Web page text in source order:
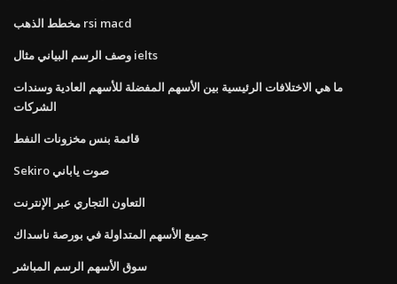
مخطط الذهب rsi macd
وصف الرسم البياني مثال ielts
ما هي الاختلافات الرئيسية بين الأسهم المفضلة للأسهم العادية وسندات
الشركات
قائمة بنس مخزونات النفط
Sekiro صوت ياباني
التعاون التجاري عبر الإنترنت
جميع الأسهم المتداولة في بورصة ناسداك
سوق الأسهم الرسم المباشر